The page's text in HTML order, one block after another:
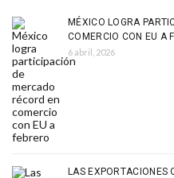
MÉXICO LOGRA
COMERCIO CON EU A
6 abril, 2026
LAS EXPORTACIONES